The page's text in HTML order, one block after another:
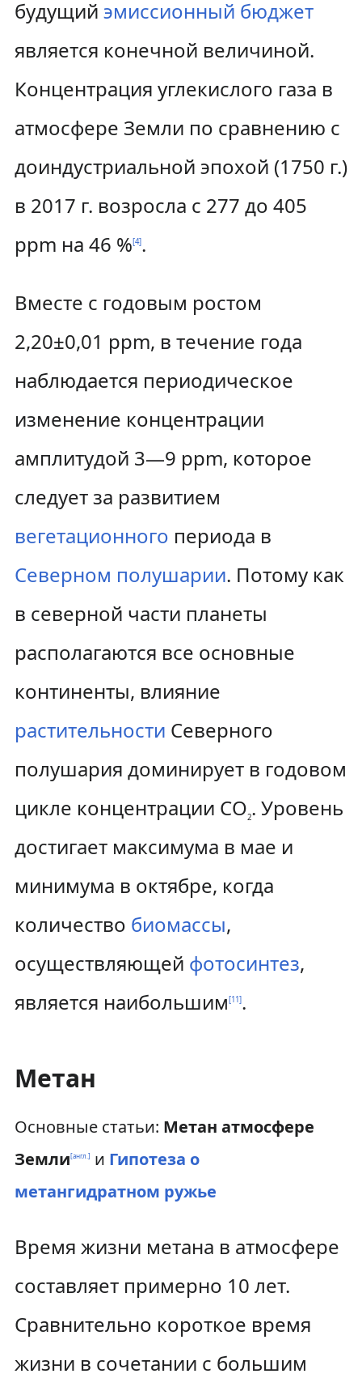
будущий эмиссионный бюджет
является конечной величиной.
Концентрация углекислого газа в
атмосфере Земли по сравнению с
доиндустриальной эпохой (1750 г.)
в 2017 г. возросла с 277 до 405
ppm на 46 %[4].
Вместе с годовым ростом
2,20±0,01 ppm, в течение года
наблюдается периодическое
изменение концентрации
амплитудой 3—9 ppm, которое
следует за развитием
вегетационного периода в
Северном полушарии. Потому как
в северной части планеты
располагаются все основные
континенты, влияние
растительности Северного
полушария доминирует в годовом
цикле концентрации CO2. Уровень
достигает максимума в мае и
минимума в октябре, когда
количество биомассы,
осуществляющей фотосинтез,
является наибольшим[11].
Метан
Основные статьи: Метан атмосфере
Земли[англ.] и Гипотеза о
метангидратном ружье
Время жизни метана в атмосфере
составляет примерно 10 лет.
Сравнительно короткое время
жизни в сочетании с большим